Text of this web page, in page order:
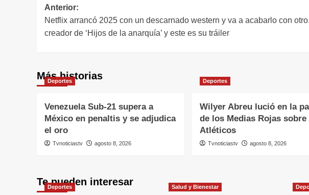
Navegación
de
entradas
Anterior:
Netflix arrancó 2025 con un descarnado western y va a acabarlo con
creador de ‘Hijos de la anarquía’ y este es su tráiler
Más historias
Deportes
Venezuela Sub-21 supera a
México en penaltis y se adjudica
el oro
Tvnoticiastv agosto 8, 2026
Deportes
Wilyer Abreu lució en la
de los Medias Rojas sobre
Atléticos
Tvnoticiastv agosto 8, 2026
Te pueden interesar
Deportes Salud y Bienestar